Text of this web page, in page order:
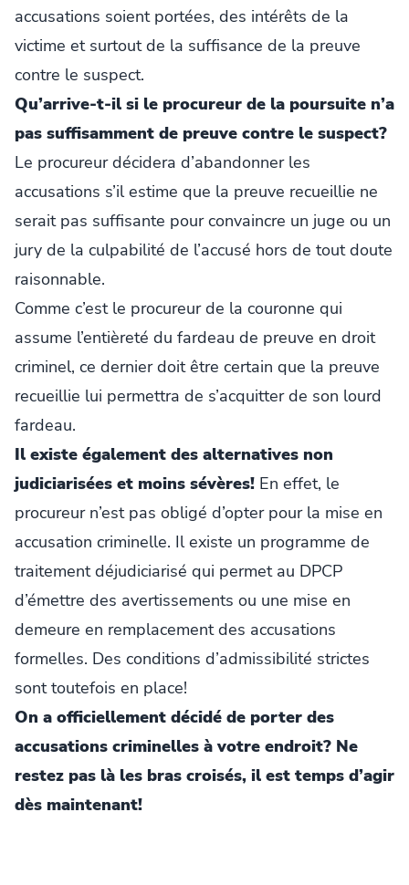
accusations soient portées, des intérêts de la
victime et surtout de la suffisance de la preuve
contre le suspect.
Qu’arrive-t-il si le procureur de la poursuite n’a
pas suffisamment de preuve contre le suspect?
Le procureur décidera d’abandonner les
accusations s’il estime que la preuve recueillie ne
serait pas suffisante pour convaincre un juge ou un
jury de la culpabilité de l’accusé hors de tout doute
raisonnable.
Comme c’est le procureur de la couronne qui
assume l’entièreté du fardeau de preuve en droit
criminel, ce dernier doit être certain que la preuve
recueillie lui permettra de s’acquitter de son lourd
fardeau.
Il existe également des alternatives non
judiciarisées et moins sévères! En effet, le
procureur n’est pas obligé d’opter pour la mise en
accusation criminelle. Il existe un programme de
traitement déjudiciarisé qui permet au DPCP
d’émettre des avertissements ou une mise en
demeure en remplacement des accusations
formelles. Des conditions d’admissibilité strictes
sont toutefois en place!
On a officiellement décidé de porter des
accusations criminelles à votre endroit? Ne
restez pas là les bras croisés, il est temps d’agir
dès maintenant!